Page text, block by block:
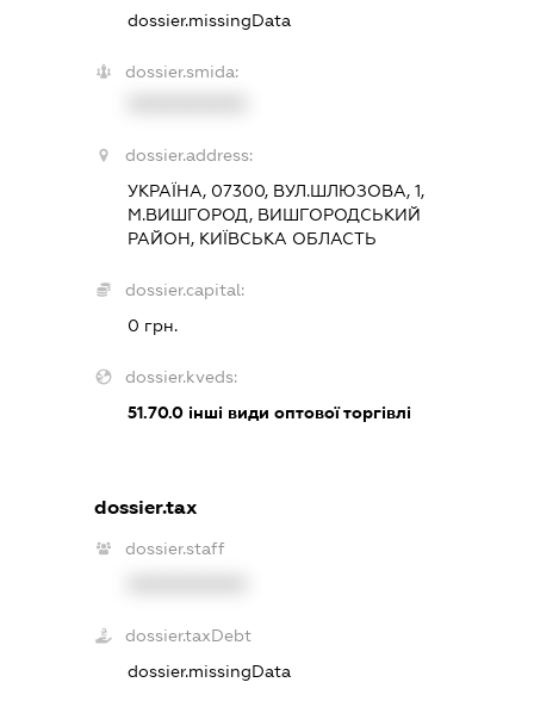
dossier.missingData
dossier.smida:
dossier.address:
УКРАЇНА, 07300, ВУЛ.ШЛЮЗОВА, 1,
М.ВИШГОРОД, ВИШГОРОДСЬКИЙ
РАЙОН, КИЇВСЬКА ОБЛАСТЬ
dossier.capital:
0 грн.
dossier.kveds:
51.70.0 інші види оптової торгівлі
dossier.tax
dossier.staff
dossier.taxDebt
dossier.missingData